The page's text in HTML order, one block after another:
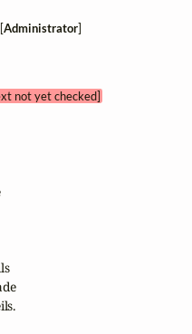
Administrator]
not yet checked]